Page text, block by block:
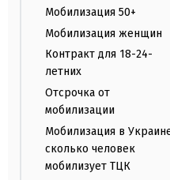
Мобилизация 50+
Мобилизация женщин
Контракт для 18-24-
летних
Отсрочка от
мобилизации
Мобилизация в
сколько человек
мобилизует ТЦК